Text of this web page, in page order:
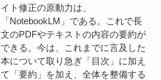
イト修正の原動力は、
「NotebookLM」である。これで長
文のPDFやテキストの内容の要約が
できる。今は、これまでに言及した
本について取り急ぎ「目次」に加え
て「要約」を加え、全体を整備する